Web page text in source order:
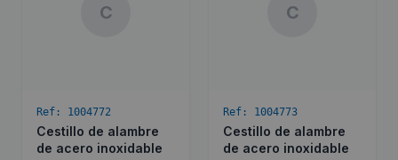
C
Ref: 1004772
Cestillo de alambre
de acero inoxidable
C
Ref: 1004773
Cestillo de alambre
de acero inoxidable